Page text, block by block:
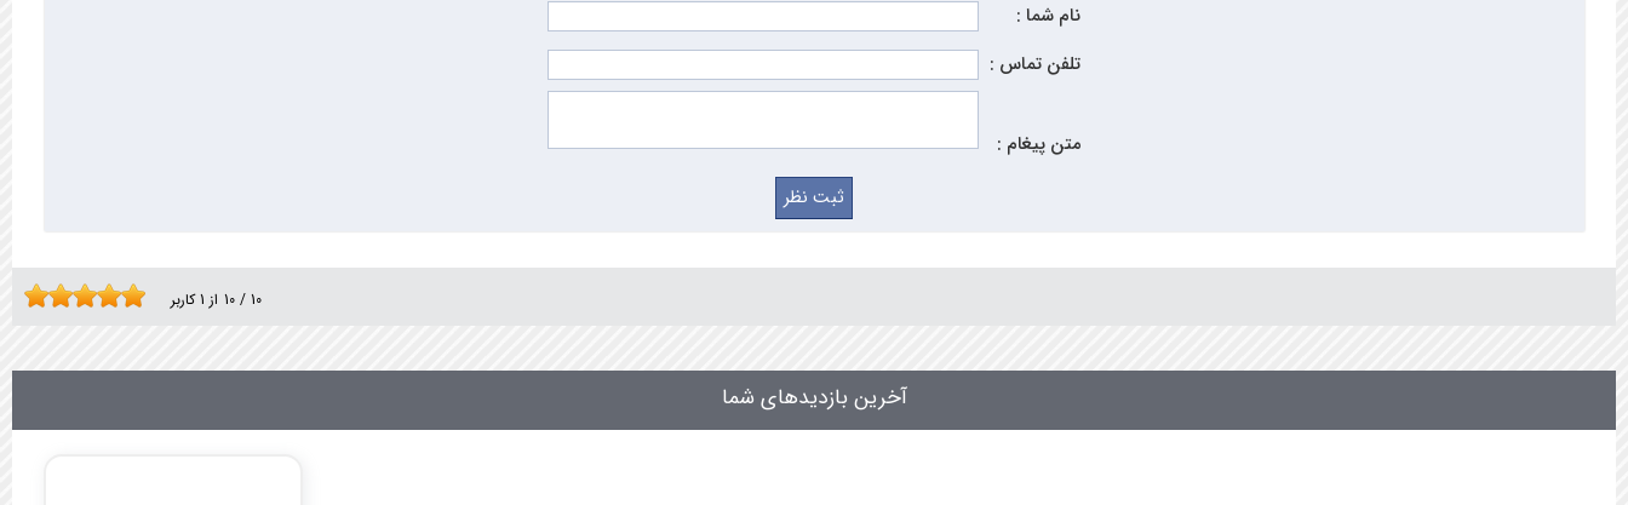
نام شما :
تلفن تماس :
متن پیغام :
10 / 10 از 1کاربر
آخرین بازدیدهای شما